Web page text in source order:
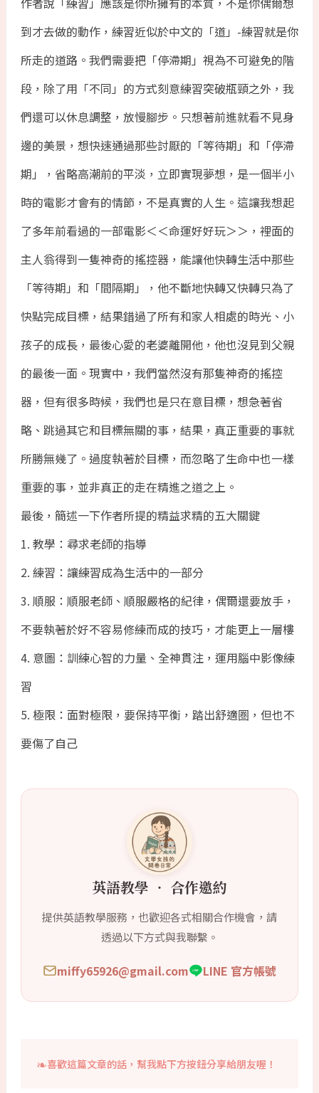
到才去做的動作，練習近似於中文的「道」-練習就是你
所走的道路。我們需要把「停滯期」視為不可避免的階
段，除了用「不同」的方式刻意練習突破瓶頸之外，我
們還可以休息調整，放慢腳步。只想著前進就看不見身
邊的美景，想快速通過那些討厭的「等待期」和「停滯
期」，省略高潮前的平淡，立即實現夢想，是一個半小
時的電影才會有的情節，不是真實的人生。這讓我想起
了多年前看過的一部電影＜＜命運好好玩＞＞，裡面的
主人翁得到一隻神奇的搖控器，能讓他快轉生活中那些
「等待期」和「間隔期」，他不斷地快轉又快轉只為了
快點完成目標，結果錯過了所有和家人相處的時光、小
孩子的成長，最後心愛的老婆離開他，他也沒見到父親
的最後一面。現實中，我們當然沒有那隻神奇的搖控
器，但有很多時候，我們也是只在意目標，想急著省
略、跳過其它和目標無關的事，結果，真正重要的事就
所勝無幾了。過度執著於目標，而忽略了生命中也一樣
重要的事，並非真正的走在精進之道之上。
最後，簡述一下作者所提的精益求精的五大關鍵
1. 教學：尋求老師的指導
2. 練習：讓練習成為生活中的一部分
3. 順服：順服老師、順服嚴格的紀律，偶爾還要放手，
不要執著於好不容易修練而成的技巧，才能更上一層樓
4. 意圖：訓練心智的力量、全神貫注，運用腦中影像練
習
5. 極限：面對極限，要保持平衡，踏出舒適圏，但也不
要傷了自己
英語教學 ‧ 合作邀約
提供英語教學服務，也歡迎各式相關合作機會，請
透過以下方式與我聯繫。
miffy65926@gmail.com LINE 官方帳號
喜歡這篇文章的話，幫我點下方按鈕分享給朋友喔！